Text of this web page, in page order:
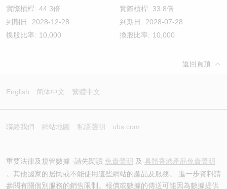
實際槓桿: 44.3倍
到期日: 2028-12-28
換股比率: 10,000
實際槓桿: 33.8倍
到期日: 2028-07-28
換股比率: 10,000
返回頁頂
English 简体中文 繁體中文
聯絡我們 網站地圖 私隱聲明 ubs.com
重要法律及規管數據 -請先閱讀 免責聲明 及 具體香港產品免責聲明
。其他國家的居民或不能使用這些網站的產品及服務。 進一步資料請
參閱有關個別服務的銷售限制。報價或數據的傳送可能因為數據提供